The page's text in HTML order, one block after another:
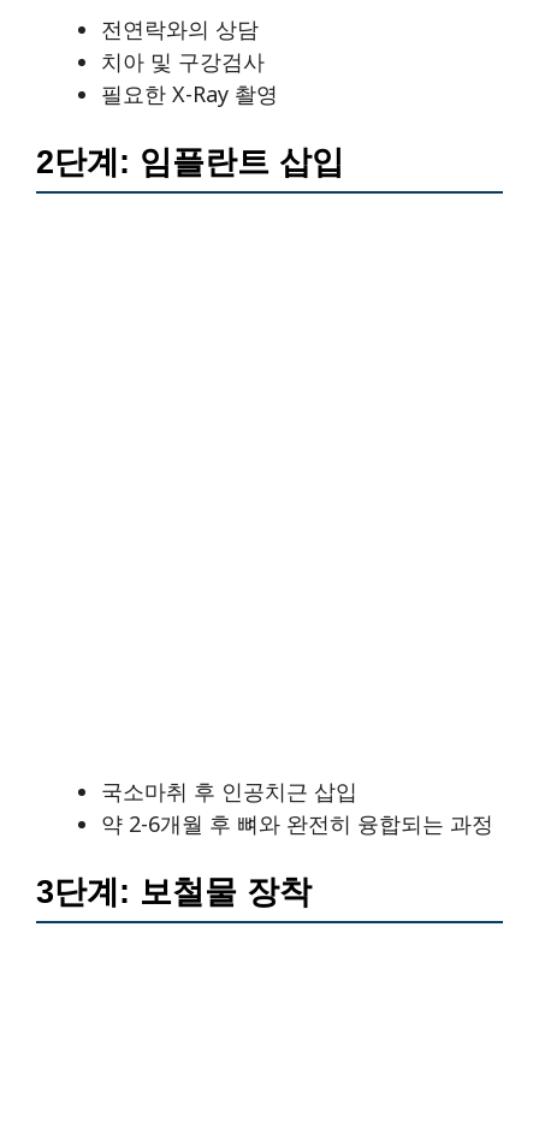
전연락와의 상담
치아 및 구강검사
필요한 X-Ray 촬영
2단계: 임플란트 삽입
국소마취 후 인공치근 삽입
약 2-6개월 후 뼈와 완전히 융합되는 과정
3단계: 보철물 장착